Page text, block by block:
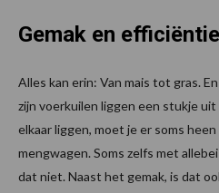
Gemak en efficiëntie
Alles kan erin: Van mais tot gras.
zijn voerkuilen liggen een stukje
elkaar liggen, moet je er soms
mengwagen. Soms zelfs met
dat niet. Naast het gemak, is dat